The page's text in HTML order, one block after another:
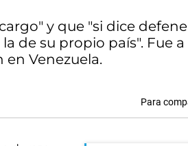
y que "si dice
de su propio país". Fue a
Venezuela.
Para